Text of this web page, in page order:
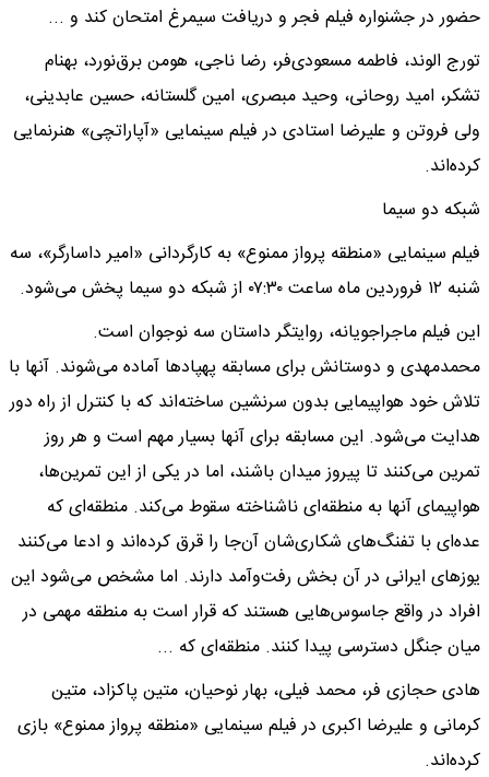
حضور در جشنواره فیلم فجر و دریافت سیمرغ امتحان کند و ...
تورج الوند، فاطمه مسعودی‌فر، رضا ناجی، هومن برق‌نورد، بهنام
تشکر، امید روحانی، وحید مبصری، امین گلستانه، حسین عابدینی،
ولی فروتن و علیرضا استادی در فیلم سینمایی «آپاراتچی» هنرنمایی
کرده‌اند.
شبکه دو سیما
فیلم سینمایی «منطقه پرواز ممنوع» به کارگردانی «امیر داسارگر»، سه
شنبه ۱۲ فروردین ماه ساعت ۰۷:۳۰ از شبکه دو سیما پخش می‌شود.
این فیلم ماجراجویانه، روایتگر داستان سه نوجوان است.
محمدمهدی و دوستانش برای مسابقه پهپاد‌ها آماده می‌شوند. آنها با
تلاش خود هواپیمایی بدون سرنشین ساخته‌اند که با کنترل از راه دور
هدایت می‌شود. این مسابقه برای آنها بسیار مهم است و هر روز
تمرین می‌کنند تا پیروز میدان باشند، اما در یکی از این تمرین‌ها،
هواپیمای آنها به منطقه‌ای ناشناخته سقوط می‌کند. منطقه‌ای که
عده‌ای با تفنگ‌های شکاری‌شان آن‌جا را قرق کرده‌اند و ادعا می‌کنند
یوز‌های ایرانی در آن بخش رفت‌وآمد دارند. اما مشخص می‌شود این
افراد در واقع جاسوس‌هایی هستند که قرار است به منطقه مهمی در
میان جنگل دسترسی پیدا کنند. منطقه‌ای که ...
هادی حجازی فر، محمد فیلی، بهار نوحیان، متین پاکزاد، متین
کرمانی و علیرضا اکبری در فیلم سینمایی «منطقه پرواز ممنوع» بازی
کرده‌اند.